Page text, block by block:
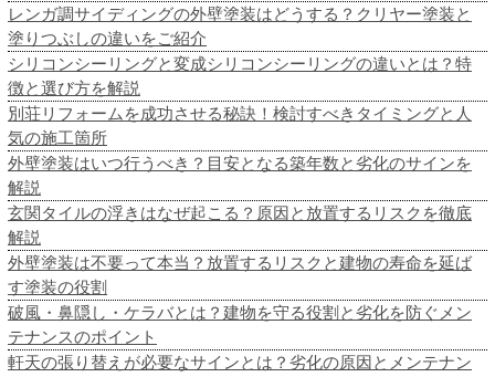
レンガ調サイディングの外壁塗装はどうする？クリヤー塗装と
塗りつぶしの違いをご紹介
シリコンシーリングと変成シリコンシーリングの違いとは？特
徴と選び方を解説
別荘リフォームを成功させる秘訣！検討すべきタイミングと人
気の施工箇所
外壁塗装はいつ行うべき？目安となる築年数と劣化のサインを
解説
玄関タイルの浮きはなぜ起こる？原因と放置するリスクを徹底
解説
外壁塗装は不要って本当？放置するリスクと建物の寿命を延ば
す塗装の役割
破風・鼻隠し・ケラバとは？建物を守る役割と劣化を防ぐメン
テナンスのポイント
軒天の張り替えが必要なサインとは？劣化の原因とメンテナン